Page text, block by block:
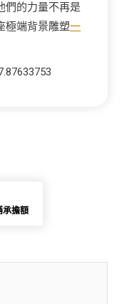
們的力量不再是
極端背景雕塑一
承擔額